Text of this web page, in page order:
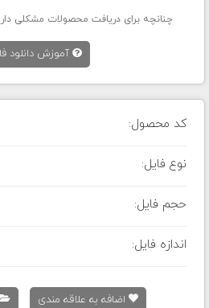
چنانچه برای دریافت محصولات مشکلی
آموزش دانلود
کد محصول:
نوع فایل:
حجم فایل:
اندازه فایل:
اضافه به علاقه مندی